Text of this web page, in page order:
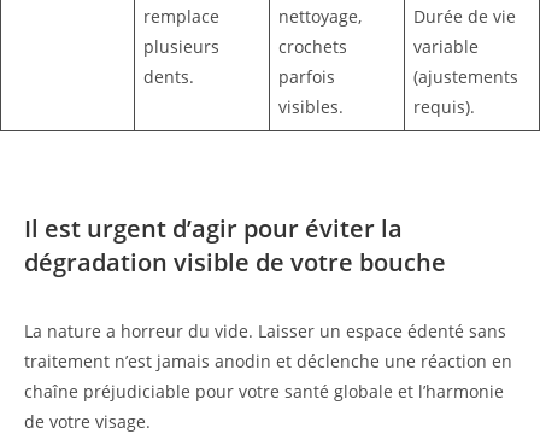
remplace
plusieurs
dents.
nettoyage,
crochets
parfois
visibles.
Durée de vie
variable
(ajustements
requis).
Il est urgent d’agir pour éviter la
dégradation visible de votre bouche
La nature a horreur du vide. Laisser un espace édenté sans
traitement n’est jamais anodin et déclenche une réaction en
chaîne préjudiciable pour votre santé globale et l’harmonie
de votre visage.